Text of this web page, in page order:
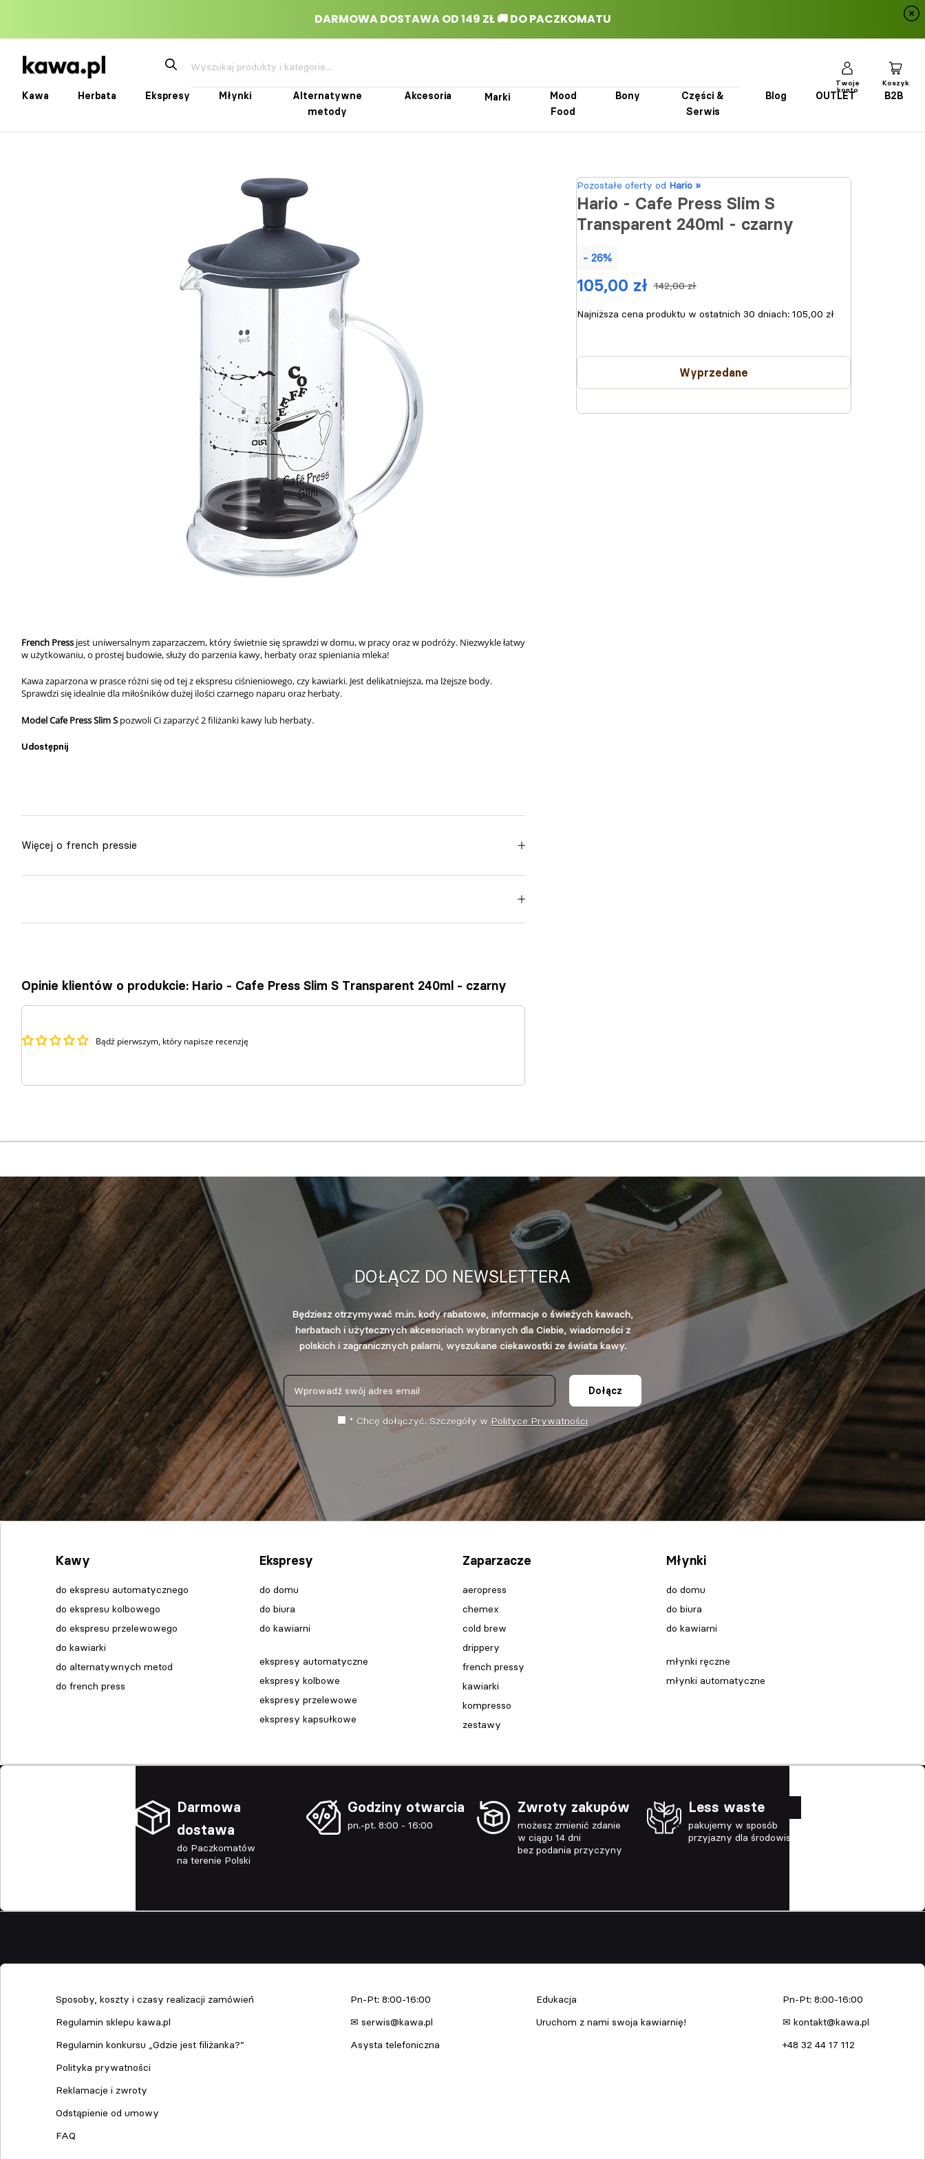
Przejdź
treści
Kawa Herbata Ekspresy Młynki
Alternatywne
metody
Akcesoria Marki
Mood
Food
Bony
Części &
Serwis
Blog OUTLET B2B
Twoje
konto
Koszyk
French Press jest uniwersalnym zaparzaczem, który świetnie się sprawdzi w domu, w pracy oraz w podróży. Niezwykle łatwy
w użytkowaniu, o prostej budowie,służy do parzenia kawy, herbaty oraz spieniania mleka!
Kawa zaparzona w prasce różni się od tej z ekspresu ciśnieniowego, czy kawiarki. Jest delikatniejsza, ma lżejsze body.
Sprawdzi się idealnie dla miłośników dużej ilości czarnego naparu oraz herbaty.
Model Cafe Press Slim S pozwoli Ci zaparzyć 2 filiżanki kawy lub herbaty.
Udostępnij
więcej o french pressie
Opinie klientów o produkcie: Hario - Cafe Press Slim S Transparent 240ml - czarny
Bądź pierwszym, który napisze recenzję
Pozostałe oferty od Hario »
Hario - Cafe Press Slim S
Transparent 240ml - czarny
- 26%
142,00 zł
105,00 zł
Najniższa cena produktu w ostatnich 30 dniach: 105,00 zł
Wyprzedane
DOŁĄCZ DO NEWSLETTERA
Będziesz otrzymywać m.in. kody rabatowe, informacje o świeżych kawach,
herbatach i użytecznych akcesoriach wybranych dla Ciebie, wiadomości z
polskich i zagranicznych palarni, wyszukane ciekawostki ze świata kawy.
Dołącz
* Chcę dołączyć. Szczegóły w Polityce Prywatności
Kawy
do ekspresu automatycznego
do ekspresu kolbowego
do ekspresu przelewowego
do kawiarki
do alternatywnych metod
do french press
Ekspresy
do domu
do biura
do kawiarni
ekspresy automatyczne
ekspresy kolbowe
ekspresy przelewowe
ekspresy kapsułkowe
Zaparzacze
aeropress
chemex
cold brew
drippery
french pressy
kawiarki
kompresso
zestawy
Młynki
do domu
do biura
do kawiarni
młynki ręczne
młynki automatyczne
Darmowa
dostawa
do Paczkomatów
na terenie Polski
Godziny otwarcia
pn.-pt. 8:00 - 16:00
Zwroty zakupów
możesz zmienić zdanie
w ciągu 14 dni
bez podania przyczyny
Less waste
pakujemy w sposób
przyjazny dla środowiska
Sposoby, koszty i czasy realizacji zamówień
Regulamin sklepu kawa.pl
Regulamin konkursu „Gdzie jest filiżanka?”
Polityka prywatności
Reklamacje i zwroty
Odstąpienie od umowy
FAQ
Pn-Pt: 8:00-16:00
✉ serwis@kawa.pl
Asysta telefoniczna
Edukacja
Uruchom z nami swoja kawiarnię!
Pn-Pt: 8:00-16:00
✉ kontakt@kawa.pl
+48 32 44 17 112